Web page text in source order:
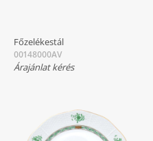
Főzelékestál
00148000AV
Árajánlat kérés